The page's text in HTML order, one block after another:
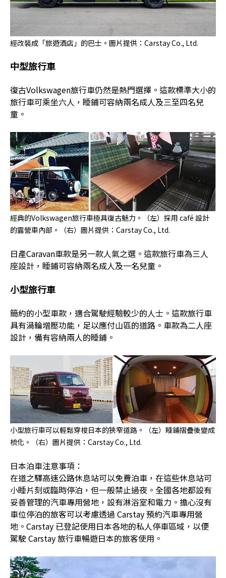
經改裝成「旅遊酒店」的巴士。圖片提供：Carstay Co., Ltd.
中型旅行車
復古Volkswagen旅行車仍然是熱門選擇。這款標準大小的
旅行車可乘坐六人，睡鋪可容納兩名成人及三至四名兒
童。
經典的Volkswagen旅行車極具復古魅力。（左）採用 café 設計
的露營車內部。（右）圖片提供：Carstay Co., Ltd.
日產Caravan車款是另一款人氣之選。這款旅行車為三人
座設計，睡鋪可容納兩名成人及一名兒童。
小型旅行車
簡約的小型車款，適合駕駛經驗較少的人士。這款旅行車
具有渦輪增壓功能，足以應付山區的道路。車款為二人座
設計，備有容納兩人的睡鋪。
小型旅行車可以輕鬆穿梭日本的狹窄道路。（左）睡鋪摺疊後變成
梳化。（右）圖片提供：Carstay Co., Ltd.
日本泊車注意事項：
在道之驛高速公路休息站可以免費泊車，在這些休息站可
小睡片刻或臨時停泊，但一般禁止過夜。全國各地都設有
妥善管理的汽車專用營地，設有淋浴室和電力。擔心沒有
車位停泊的旅客可以考慮透過 Carstay 預約汽車專用營
地。Carstay 已登記使用日本各地的私人停車區域，以便
駕駛 Carstay 旅行車暢遊日本的旅客使用。